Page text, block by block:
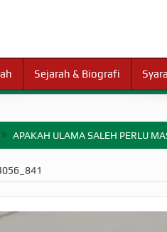
Sejarah & Biografi
APAKAH ULAMA SALEH PERLU
HARAM BISA MENJADI HALAL